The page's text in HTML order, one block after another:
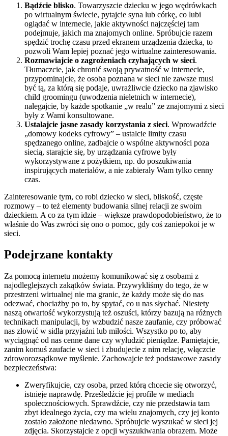
Bądźcie blisko. Towarzyszcie dziecku w jego wędrówkach
po wirtualnym świecie, pytajcie syna lub córkę, co lubi
oglądać w internecie, jakie aktywności najczęściej tam
podejmuje, jakich ma znajomych online. Spróbujcie razem
spędzić trochę czasu przed ekranem urządzenia dziecka, to
pozwoli Wam lepiej poznać jego wirtualne zainteresowania.
Rozmawiajcie o zagrożeniach czyhających w sieci.
Tłumaczcie, jak chronić swoją prywatność w internecie,
przypominajcie, że osoba poznana w sieci nie zawsze musi
być tą, za którą się podaje, uwrażliwcie dziecko na zjawisko
child groomingu (uwodzenia nieletnich w internecie),
nalegajcie, by każde spotkanie „w realu” ze znajomymi z sieci
były z Wami konsultowane.
Ustalajcie jasne zasady korzystania z sieci. Wprowadźcie
„domowy kodeks cyfrowy” – ustalcie limity czasu
spędzanego online, zadbajcie o wspólne aktywności poza
siecią, starajcie się, by urządzania cyfrowe były
wykorzystywane z pożytkiem, np. do poszukiwania
inspirujących materiałów, a nie zabierały Wam tylko cenny
czas.
Zainteresowanie tym, co robi dziecko w sieci, bliskość, częste
rozmowy – to też elementy budowania silnej relacji ze swoim
dzieckiem. A co za tym idzie – większe prawdopodobieństwo, że to
właśnie do Was zwróci się ono o pomoc, gdy coś zaniepokoi je w
sieci.
Podejrzane kontakty
Za pomocą internetu możemy komunikować się z osobami z
najodleglejszych zakątków świata. Przywykliśmy do tego, że w
przestrzeni wirtualnej nie ma granic, że każdy może się do nas
odezwać, chociażby po to, by spytać, co u nas słychać. Niestety
naszą otwartość wykorzystują też oszuści, którzy bazują na różnych
technikach manipulacji, by wzbudzić nasze zaufanie, czy próbować
nas złowić w sidła przyjaźni lub miłości. Wszystko po to, aby
wyciągnąć od nas cenne dane czy wyłudzić pieniądze. Pamiętajcie,
zanim komuś zaufacie w sieci i zbudujecie z nim relację, włączcie
zdroworozsądkowe myślenie. Zachowajcie też podstawowe zasady
bezpieczeństwa:
Zweryfikujcie, czy osoba, przed którą chcecie się otworzyć,
istnieje naprawdę. Prześledźcie jej profile w mediach
społecznościowych. Sprawdźcie, czy nie przedstawia tam
zbyt idealnego życia, czy ma wielu znajomych, czy jej konto
zostało założone niedawno. Spróbujcie wyszukać w sieci jej
zdjęcia. Skorzystajcie z opcji wyszukiwania obrazem. Może